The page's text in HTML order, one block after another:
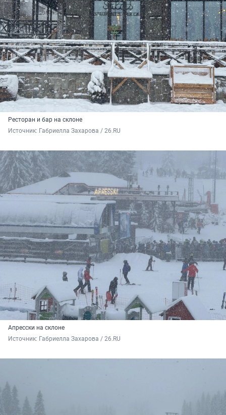
Ресторан и бар на склоне
Источник: Габриелла Захарова / 26.RU
Апресски на склоне
Источник: Габриелла Захарова / 26.RU